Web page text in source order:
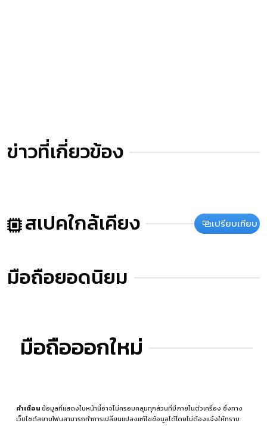
ข่าวที่เกี่ยวข้อง
สเปคใกล้เคียง เปรียบเทียบ
มือถือยอดนิยม
มือถือออกใหม่
คำเตือนข้อมูลที่แสดงในหน้านี้อาจไม่ครอบคลุมทุกส่วนที่มีภายในตัวเครื่อง ซึ่งทาง
เว็บไซต์สยามโฟนสามารถทำการเปลี่ยนแปลงแก้ไขข้อมูลได้โดยไม่ต้องแจ้งให้ทราบ